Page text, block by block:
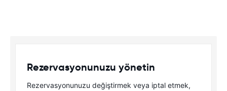
Rezervasyonunuzu yönetin
Rezervasyonunuzu değiştirmek veya iptal etmek,